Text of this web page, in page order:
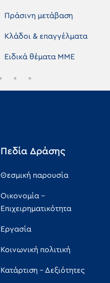
Πράσινη μετάβαση
Κλάδοι & επαγγέλματα
Ειδικά θέματα ΜΜΕ
Πεδία Δράσης
Θεσμική παρουσία
Οικονομία -
Επιχειρηματικότητα
Εργασία
Κοινωνική πολιτική
Κατάρτιση - Δεξιότητες